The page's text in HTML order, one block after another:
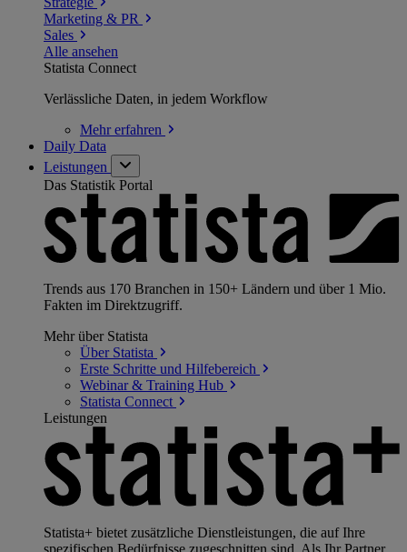
Marketing & PR
Sales
Alle ansehen
Statista Connect
Verlässliche Daten, in jedem Workflow
Mehrerfahren
Daily Data
Leistungen
Das Statistik Portal
Trends aus 170 Branchen in 150+ Ländern und über 1 Mio.
Fakten im Direktzugriff.
Mehr über Statista
Über Statista
Erste Schritte und Hilfebereich
Webinar & Training Hub
Statista Connect
Leistungen
Statista+ bietet zusätzliche Dienstleistungen, die auf Ihre
spezifischen Bedürfnisse zugeschnitten sind. Als Ihr Partner